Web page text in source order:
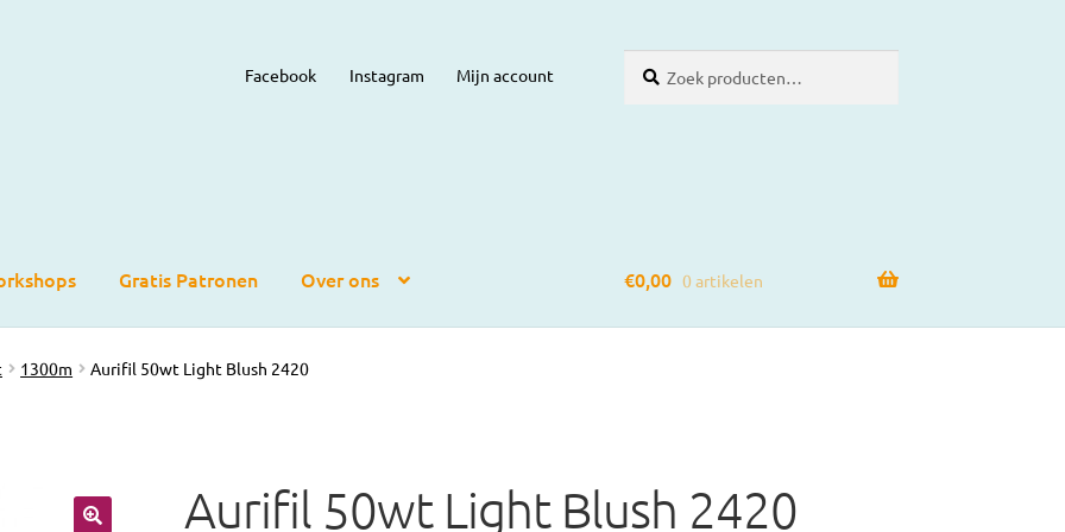
Facebook Instagram Mijn account
naar:
Gratis Patronen Over ons €0,00 0 artikelen
1300m Aurifil 50wt Light Blush 2420
Aurifil 50wt Light Blush 2420